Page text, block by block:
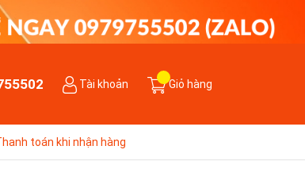
Tài khoản Giỏ hàng
toán khi nhận hàng